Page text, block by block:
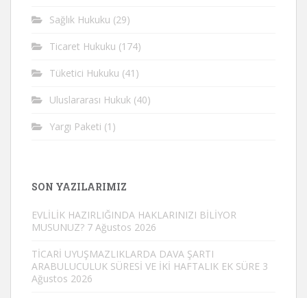
Sağlık Hukuku (29)
Ticaret Hukuku (174)
Tüketici Hukuku (41)
Uluslararası Hukuk (40)
Yargı Paketi (1)
SON YAZILARIMIZ
EVLİLİK HAZIRLIĞINDA HAKLARINIZI BİLİYOR
MUSUNUZ? 7 Ağustos 2026
TİCARİ UYUŞMAZLIKLARDA DAVA ŞARTI
ARABULUCULUK SÜRESİ VE İKİ HAFTALIK EK SÜRE 3
Ağustos 2026